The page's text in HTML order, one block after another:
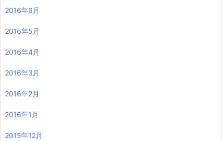
2016年6月
2016年5月
2016年4月
2016年3月
2016年2月
2016年1月
2015年12月